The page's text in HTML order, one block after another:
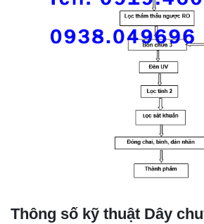
Thông số kỹ thuật Dây